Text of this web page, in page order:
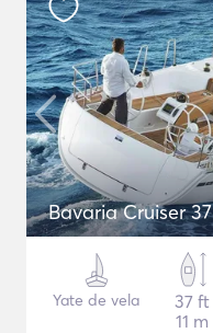
Bavaria Cruiser 37
Yate de vela
37 ft
11 m